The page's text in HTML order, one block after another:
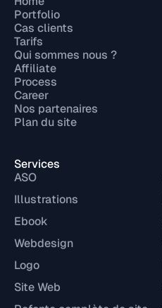
Portfolio
Cas clients
Tarifs
Qui sommes nous ?
Affiliate
Process
Career
Nos partenaires
Plan du site
Services
ASO
Illustrations
Ebook
Webdesign
Logo
Site Web